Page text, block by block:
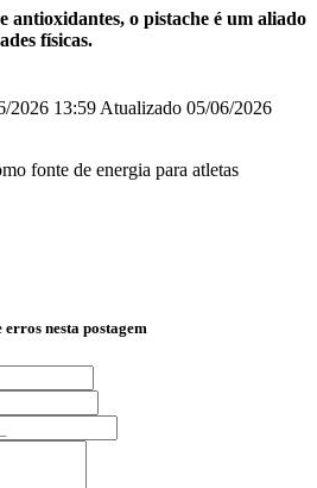
antioxidantes, o pistache é um aliado
físicas.
2026 13:59 Atualizado 05/06/2026
nesta postagem